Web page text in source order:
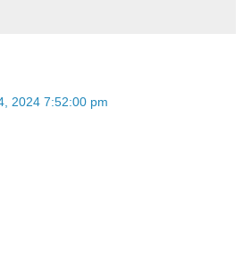
2024 7:52:00 pm